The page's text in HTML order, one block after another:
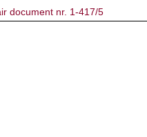
document nr. 1-417/5